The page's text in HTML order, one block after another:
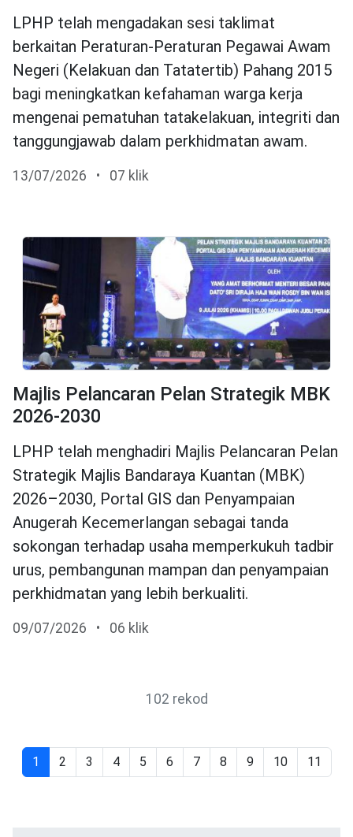
LPHP telah mengadakan sesi taklimat
berkaitan Peraturan-Peraturan Pegawai Awam
Negeri (Kelakuan dan Tatatertib) Pahang 2015
bagi meningkatkan kefahaman warga kerja
mengenai pematuhan tatakelakuan, integriti dan
tanggungjawab dalam perkhidmatan awam.
13/07/2026 • 07 klik
Majlis Pelancaran Pelan Strategik MBK
2026-2030
LPHP telah menghadiri Majlis Pelancaran Pelan
Strategik Majlis Bandaraya Kuantan (MBK)
2026–2030, Portal GIS dan Penyampaian
Anugerah Kecemerlangan sebagai tanda
sokongan terhadap usaha memperkukuh tadbir
urus, pembangunan mampan dan penyampaian
perkhidmatan yang lebih berkualiti.
09/07/2026 • 06 klik
102 rekod
1 2 3 4 5 6 7 8 9 10 11